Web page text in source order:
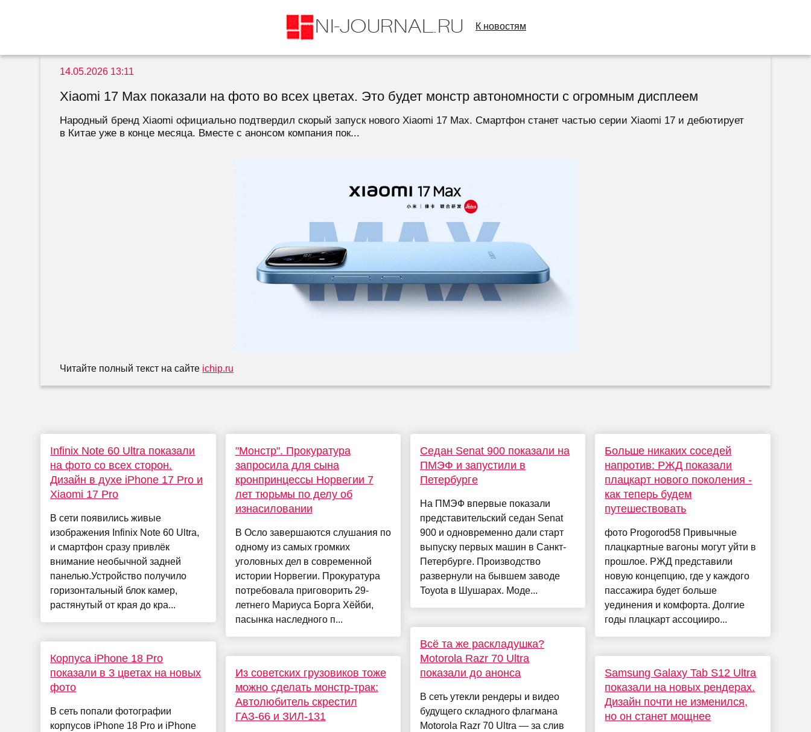
К новостям
14.05.2026 13:11
Xiaomi 17 Max показали на фото во всех цветах. Это будет монстр автономности с огромным дисплеем
Народный бренд Xiaomi официально подтвердил скорый запуск нового Xiaomi 17 Max. Смартфон станет частью серии Xiaomi 17 и дебютирует
в Китае уже в конце месяца. Вместе с анонсом компания пок...
Читайте полный текст на сайте ichip.ru
Infinix Note 60 Ultra показали
на фото со всех сторон.
Дизайн в духе iPhone 17 Pro и
Xiaomi 17 Pro
В сети появились живые
изображения Infinix Note 60 Ultra,
и смартфон сразу привлёк
внимание необычной задней
панелью.Устройство получило
горизонтальный блок камер,
растянутый от края до кра...
Корпуса iPhone 18 Pro
показали в 3 цветах на новых
фото
В сеть попали фотографии
корпусов iPhone 18 Pro и iPhone
"Монстр". Прокуратура
запросила для сына
кронпринцессы Норвегии 7
лет тюрьмы по делу об
изнасиловании
В Осло завершаются слушания по
одному из самых громких
уголовных дел в современной
истории Норвегии. Прокуратура
потребовала приговорить 29-
летнего Мариуса Борга Хёйби,
пасынка наследного п...
Из советских грузовиков тоже
можно сделать монстр-трак:
Автолюбитель скрестил
ГАЗ-66 и ЗИЛ-131
Седан Senat 900 показали на
ПМЭФ и запустили в
Петербурге
На ПМЭФ впервые показали
представительский седан Senat
900 и одновременно дали старт
выпуску первых машин в Санкт-
Петербурге. Производство
развернули на бывшем заводе
Toyota в Шушарах. Моде...
Всё та же раскладушка?
Motorola Razr 70 Ultra
показали до анонса
В сеть утекли рендеры и видео
будущего складного флагмана
Motorola Razr 70 Ultra — за слив
Больше никаких соседей
напротив: РЖД показали
плацкарт нового поколения -
как теперь будем
путешествовать
фото Progorod58 Привычные
плацкартные вагоны могут уйти в
прошлое. РЖД представили
новую концепцию, где у каждого
пассажира будет больше
уединения и комфорта. Долгие
годы плацкарт ассоцииро...
Samsung Galaxy Tab S12 Ultra
показали на новых рендерах.
Дизайн почти не изменился,
но он станет мощнее